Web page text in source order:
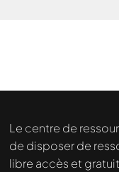
Le centre de
de disposer de
libre accès et